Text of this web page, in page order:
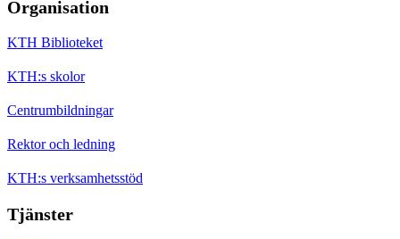
Organisation
KTH Biblioteket
KTH:s skolor
Centrumbildningar
Rektor och ledning
KTH:s verksamhetsstöd
Tjänster